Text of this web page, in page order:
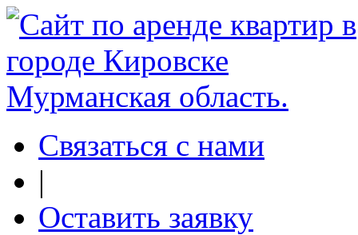
Связаться с нами
|
Оставить заявку